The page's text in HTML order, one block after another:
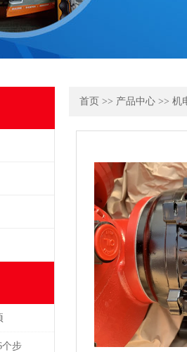
个步
首页 >> 产品中心 >> 机